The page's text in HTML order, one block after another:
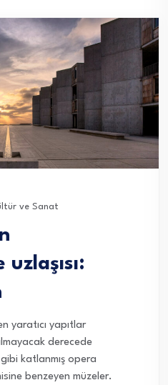
ve Sanat
yaratıcı yapıtlar
derecede
katlanmış opera
benzeyen müzeler.